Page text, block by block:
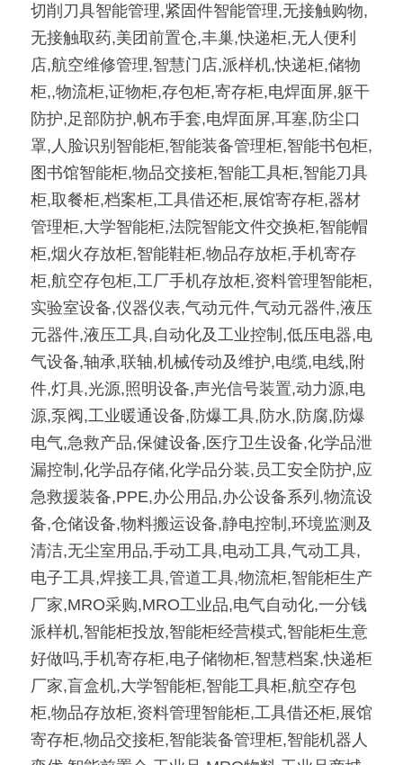
切削刀具智能管理,紧固件智能管理,无接触购物,
无接触取药,美团前置仓,丰巢,快递柜,无人便利
店,航空维修管理,智慧门店,派样机,快递柜,储物
柜,,物流柜,证物柜,存包柜,寄存柜,电焊面屏,躯干
防护,足部防护,帆布手套,电焊面屏,耳塞,防尘口
罩,人脸识别智能柜,智能装备管理柜,智能书包柜,
图书馆智能柜,物品交接柜,智能工具柜,智能刀具
柜,取餐柜,档案柜,工具借还柜,展馆寄存柜,器材
管理柜,大学智能柜,法院智能文件交换柜,智能帽
柜,烟火存放柜,智能鞋柜,物品存放柜,手机寄存
柜,航空存包柜,工厂手机存放柜,资料管理智能柜,
实验室设备,仪器仪表,气动元件,气动元器件,液压
元器件,液压工具,自动化及工业控制,低压电器,电
气设备,轴承,联轴,机械传动及维护,电缆,电线,附
件,灯具,光源,照明设备,声光信号装置,动力源,电
源,泵阀,工业暖通设备,防爆工具,防水,防腐,防爆
电气,急救产品,保健设备,医疗卫生设备,化学品泄
漏控制,化学品存储,化学品分装,员工安全防护,应
急救援装备,PPE,办公用品,办公设备系列,物流设
备,仓储设备,物料搬运设备,静电控制,环境监测及
清洁,无尘室用品,手动工具,电动工具,气动工具,
电子工具,焊接工具,管道工具,物流柜,智能柜生产
厂家,MRO采购,MRO工业品,电气自动化,一分钱
派样机,智能柜投放,智能柜经营模式,智能柜生意
好做吗,手机寄存柜,电子储物柜,智慧档案,快递柜
厂家,盲盒机,大学智能柜,智能工具柜,航空存包
柜,物品存放柜,资料管理智能柜,工具借还柜,展馆
寄存柜,物品交接柜,智能装备管理柜,智能机器人